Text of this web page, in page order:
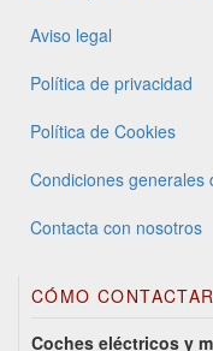
Aviso legal
Política de privacidad
Política de Cookies
Condiciones generales
Contacta con nosotros
CÓMO
Coches eléctricos y